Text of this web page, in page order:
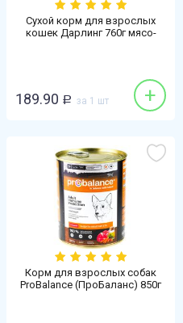
Сухой корм для взрослых
кошек Дарлинг 760г мясо-
189.90 Р за 1 шт +
Корм для взрослых собак
ProBalance (ПроБаланс) 850г